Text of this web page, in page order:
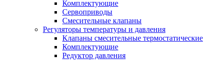
Комплектующие
Сервоприводы
Смесительные клапаны
Регуляторы температуры и давления
Клапаны смесительные термостатические
Комплектующие
Редуктор давления